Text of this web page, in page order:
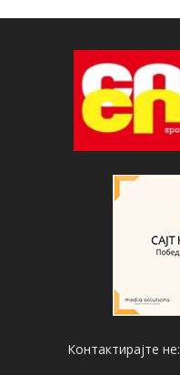
Контактирајте не: